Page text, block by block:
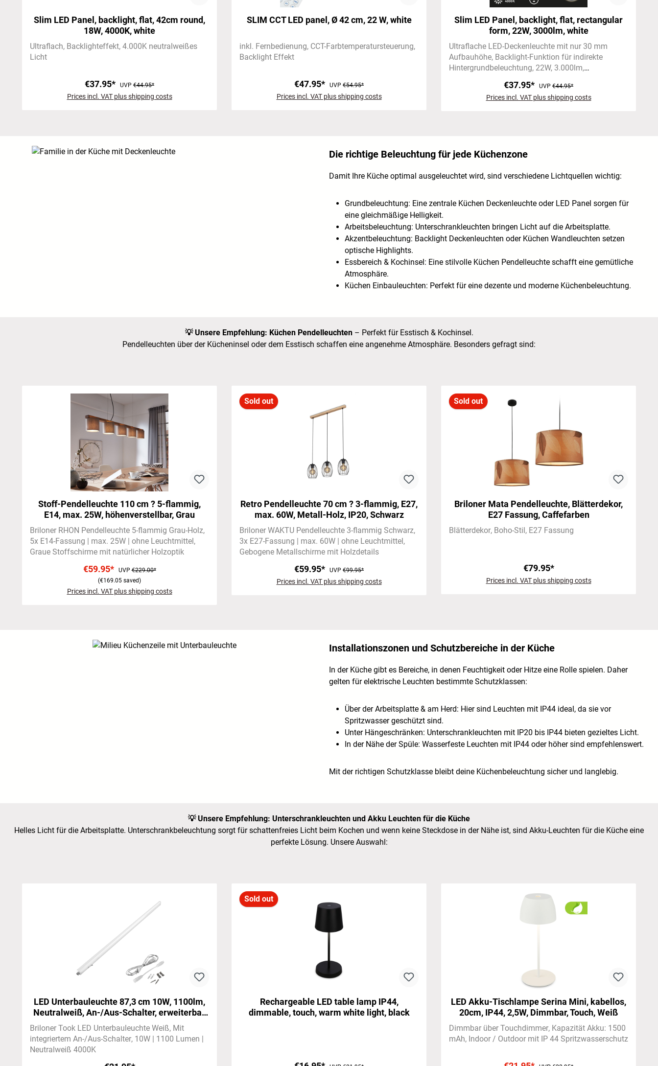
Slim LED Panel, backlight, flat, 42cm round,
18W, 4000K, white
Ultraflach Backlighteffekt 4.000K neutralweißes
Licht
€37.95* UVP €44.95*
Prices incl. VAT plus shipping costs
SLIM CCT LED panel, Ø 42 cm, 22 W, white
inkl. Fernbedienung CCT-Farbtemperatursteuerung
Backlight Effekt
€47.95* UVP €54.95*
Prices incl. VAT plus shipping costs
Slim LED Panel, backlight, flat, rectangular
form, 22W, 3000lm, white
Ultraflache LED-Deckenleuchte mit nur 30 mm
Aufbauhöhe Backlight-Funktion für indirekte
Hintergrundbeleuchtung 22W, 3.000lm,
€37.95* UVP €44.95*
Prices incl. VAT plus shipping costs
Skip image gallery Die richtige Beleuchtung für jede Küchenzone
Damit Ihre Küche optimal ausgeleuchtet wird, sind verschiedene Lichtquellen wichtig:
Grundbeleuchtung: Eine zentrale Küchen Deckenleuchte oder LED Panel sorgen für
eine gleichmäßige Helligkeit.
Arbeitsbeleuchtung: Unterschrankleuchten bringen Licht auf die Arbeitsplatte.
Akzentbeleuchtung: Backlight Deckenleuchten oder Küchen Wandleuchten setzen
optische Highlights.
Essbereich & Kochinsel: Eine stilvolle Küchen Pendelleuchte schafft eine gemütliche
Atmosphäre.
Küchen Einbauleuchten: Perfekt für eine dezente und moderne Küchenbeleuchtung.
💡Unsere Empfehlung: Küchen Pendelleuchten– Perfekt für Esstisch & Kochinsel.
Pendelleuchten über der Kücheninsel oder dem Esstisch schaffen eine angenehme Atmosphäre. Besonders gefragt sind:
Stoff-Pendelleuchte 110 cm ? 5-flammig,
E14, max. 25W, höhenverstellbar, Grau
Briloner RHON Pendelleuchte 5-flammig Grau-Holz
5x E14-Fassung | max. 25W | ohne Leuchtmittel
Graue Stoffschirme mit natürlicher Holzoptik
€59.95* UVP€229.00*
(€169.05 saved)
Prices incl. VAT plus shipping costs
Sold out
Retro Pendelleuchte 70 cm ? 3-flammig, E27,
max. 60W, Metall-Holz, IP20, Schwarz
Briloner WAKTU Pendelleuchte 3-flammig Schwarz
3x E27-Fassung | max. 60W | ohne Leuchtmittel
Gebogene Metallschirme mit Holzdetails
€59.95* UVP €99.95*
Prices incl. VAT plus shipping costs
Sold out
Briloner Mata Pendelleuchte, Blätterdekor,
E27 Fassung, Caffefarben
Blätterdekor Boho-Stil E27 Fassung
€79.95*
Prices incl. VAT plus shipping costs
Installationszonen und Schutzbereiche in der Küche
In der Küche gibt es Bereiche, in denen Feuchtigkeit oder Hitze eine Rolle spielen. Daher
gelten für elektrische Leuchten bestimmte Schutzklassen:
Über der Arbeitsplatte & am Herd: Hier sind Leuchten mit IP44 ideal, da sie vor
Spritzwasser geschützt sind.
Unter Hängeschränken: Unterschrankleuchten mit IP20 bis IP44 bieten gezieltes Licht.
In der Nähe der Spüle: Wasserfeste Leuchten mit IP44 oder höher sind empfehlenswert.
Mit der richtigen Schutzklasse bleibt deine Küchenbeleuchtung sicher und langlebig.
💡Unsere Empfehlung: Unterschrankleuchten und Akku Leuchten für die Küche
Helles Licht für die Arbeitsplatte. Unterschrankbeleuchtung sorgt für schattenfreies Licht beim Kochen und wenn keine Steckdose in der Nähe ist, sind Akku-Leuchten für die Küche eine
perfekte Lösung. Unsere Auswahl:
LED Unterbauleuchte 87,3 cm 10W, 1100lm,
Neutralweiß, An-/Aus-Schalter, erweiterbar,
Weiß
Briloner Took LED Unterbauleuchte Weiß Mit
integriertem An-/Aus-Schalter 10W | 1100 Lumen |
Neutralweiß 4000K
Sold out
Rechargeable LED table lamp IP44,
dimmable, touch, warm white light, black
LED Akku-Tischlampe Serina Mini, kabellos,
20cm, IP44, 2,5W, Dimmbar, Touch, Weiß
Dimmbar über Touchdimmer Kapazität Akku: 1500
mAh Indoor / Outdoor mit IP 44 Spritzwasserschutz